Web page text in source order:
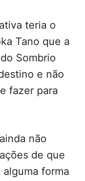
teria o
Tano que a
Sombrio
e não
fazer para
não
de que
forma